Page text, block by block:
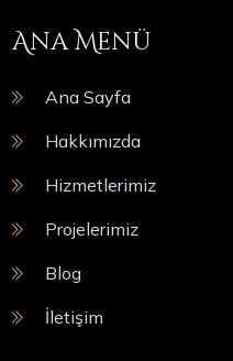
Ana Menü
Ana Sayfa
Hakkımızda
Hizmetlerimiz
Projelerimiz
Blog
İletişim